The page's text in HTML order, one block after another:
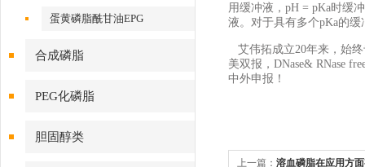
蛋黄磷脂酰甘油EPG
合成磷脂
PEG化磷脂
胆固醇类
用缓冲液，pH = pKa时缓
液。对于具有多个pKa的
艾伟拓成立20年来，始
美双报，DNase& RNase
中外申报！
上一篇： 溶血磷脂在应用方